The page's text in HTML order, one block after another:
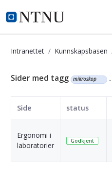
i.ntnu.no
Intranettet Kunnskapsbasen
Kunnskapsbasen
Sider med tagg mikroskop .
Side status
Ergonomi i
laboratorier
Godkjent